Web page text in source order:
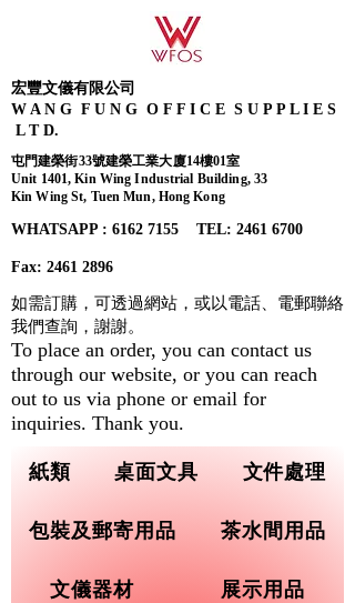
宏豐文儀有限公司
W A N G F U N G O F F I C E S U P P L I E S
L T D.
屯門建榮街33號建榮工業大廈14樓01室
Unit 1401, Kin Wing Industrial Building, 33
Kin Wing St, Tuen Mun, Hong Kong
WHATSAPP : 6162 7155​ TEL: 2461 6700
Fax: 2461 2896
紙類 桌面文具 文件處理
包裝及郵寄用品 茶水間用品
文儀器材 展示用品
如需訂購，可透過網站，或以電話、電郵聯絡
我們查詢， 謝謝。
To place an order, you can contact us
through our website, or you can reach
out to us via phone or email for
inquiries. Thank you.